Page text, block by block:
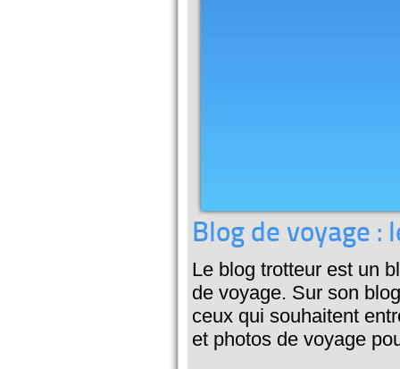
Blog de voyage :
Le blog trotteur est un
de voyage. Sur son
ceux qui souhaitent
et photos de voyage